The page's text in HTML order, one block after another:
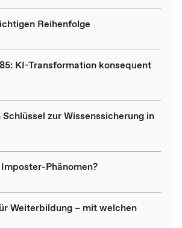
Reihenfolge
KI-Transformation konsequent
zur Wissenssicherung in
Phänomen?
Weiterbildung – mit welchen